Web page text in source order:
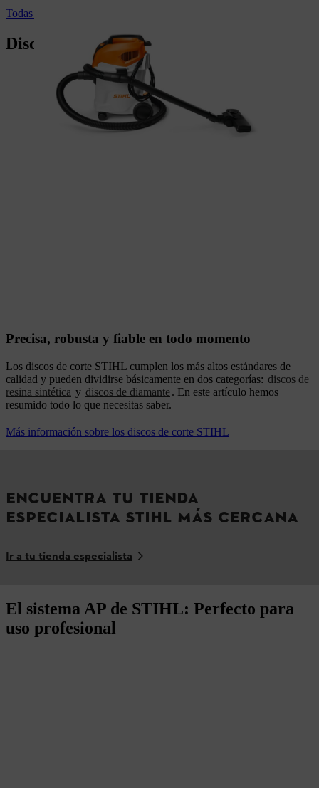
Todas las aspiradoras profesionales
Discos de corte STIHL
Precisa, robusta y fiable en todo momento
Los discos de corte STIHL cumplen los más altos estándares de
calidad y pueden dividirse básicamente en dos categorías: discos de
resina sintética y discos de diamante. En este artículo hemos
resumido todo lo que necesitas saber.
Más información sobre los discos de corte STIHL
ENCUENTRA TU TIENDA
ESPECIALISTA STIHL MÁS CERCANA
Ir a tu tienda especialista
El sistema AP de STIHL: Perfecto para
uso profesional